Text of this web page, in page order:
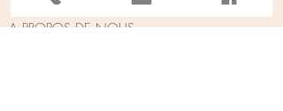
A PROPOS DE NOUS